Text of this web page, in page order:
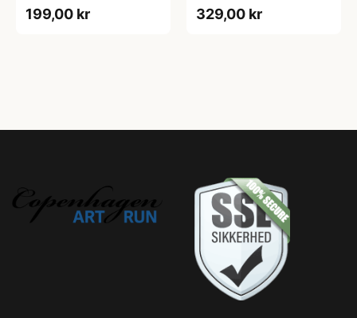
199,00 kr 329,00 kr